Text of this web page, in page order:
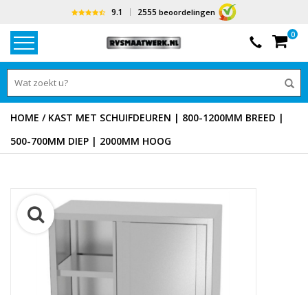
9.1 2555 beoordelingen
0
HOME / KAST MET SCHUIFDEUREN | 800-1200MM BREED |
500-700MM DIEP | 2000MM HOOG